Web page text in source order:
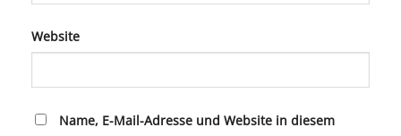
Website
Name, E-Mail-Adresse und Website in diesem